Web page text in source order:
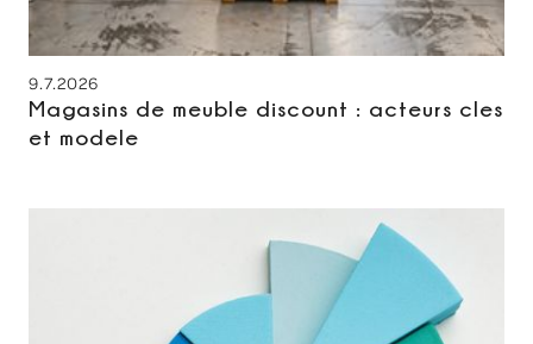
9.7.2026
Magasins de meuble discount : acteurs cles
et modele